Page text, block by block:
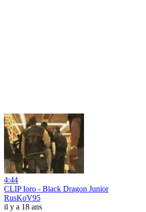
4:44
CLIP Ioro - Black Dragon Junior
RusKoV95
il y a 18 ans